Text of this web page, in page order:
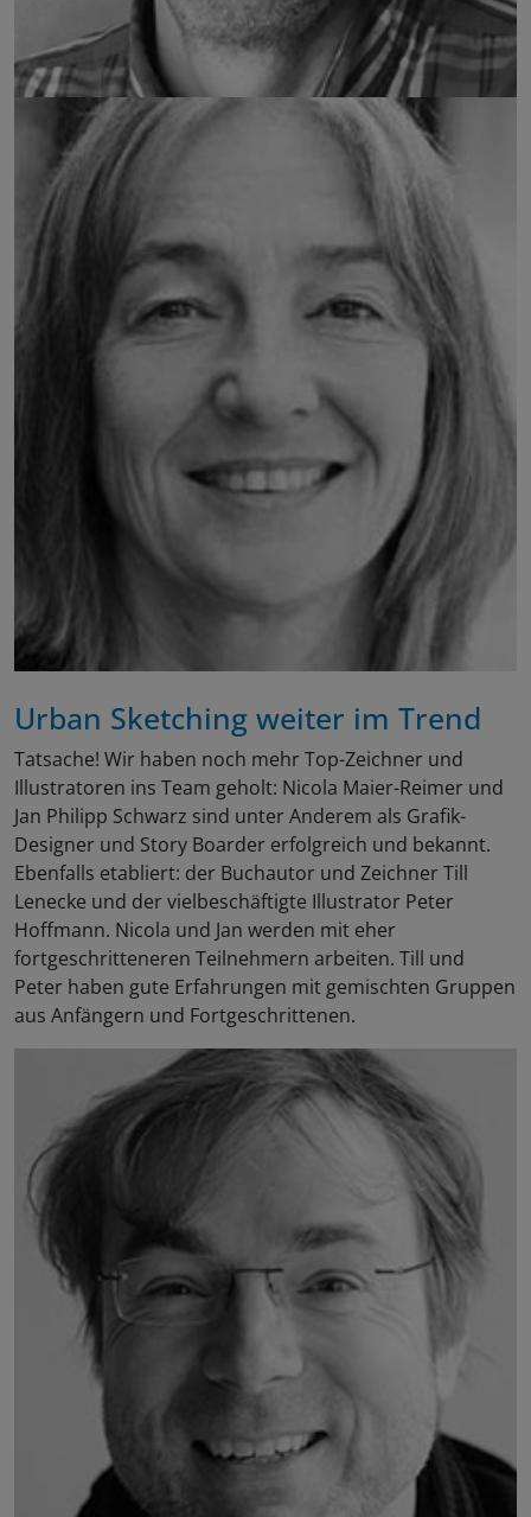
Urban Sketching weiter im Trend
Tatsache! Wir haben noch mehr Top-Zeichner und
Illustratoren ins Team geholt: Nicola Maier-Reimer und
Jan Philipp Schwarz sind unter Anderem als Grafik-
Designer und Story Boarder erfolgreich und bekannt.
Ebenfalls etabliert: der Buchautor und Zeichner Till
Lenecke und der vielbeschäftigte Illustrator Peter
Hoffmann. Nicola und Jan werden mit eher
fortgeschritteneren Teilnehmern arbeiten. Till und
Peter haben gute Erfahrungen mit gemischten Gruppen
aus Anfängern und Fortgeschrittenen.